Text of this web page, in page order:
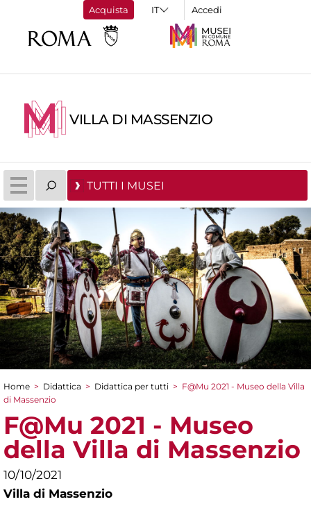
Acquista Accedi
VILLA DI MASSENZIO
TUTTI I MUSEI
Tu sei qui
Home > Didattica > Didattica per tutti > F@Mu 2021 - Museo della Villa
di Massenzio
F@Mu 2021 - Museo
della Villa di Massenzio
10/10/2021
Villa di Massenzio